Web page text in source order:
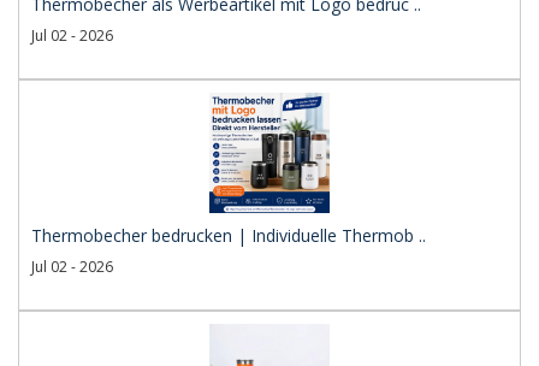
Jul 02 - 2026
Thermobecher bedrucken | Individuelle Thermob ..
Jul 02 - 2026